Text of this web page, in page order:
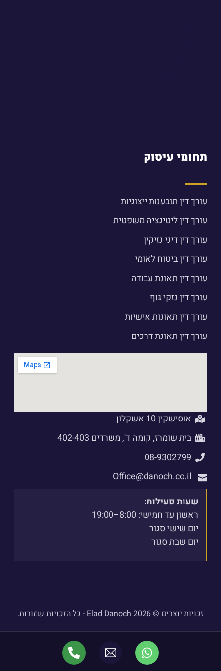
תחומי עיסוק
עורך דין תובענות ייצוגיות
עורך דין ליטיגציה משפטית
עורך דין דיני נזיקין
עורך דין ביטוח לאומי
עורך דין תאונת עבודה
עורך דין נזקי גוף
עורך דין תאונות אישיות
עורך דין תאונת דרכים
אוסישקין 10 אשקלון
בית שומרז, קומה ד', משרדים 402-403
08-9302799
Office@danoch.co.il
שעות פעילות:
ראשון עד חמישי: 8:00–19:00
יום שישי סגור
יום שבת סגור
זכויות יוצרים © 2026 Elad Danoch - כל הזכויות שמורות.